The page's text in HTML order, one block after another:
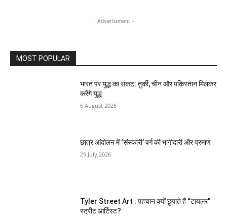
- Advertisment -
MOST POPULAR
भारत पर युद्ध का संकट: तुर्की, चीन और पकिस्तान मिलकर
करेंगे युद्ध
6 August 2026
छात्र आंदोलन में ‘संस्कारी’ वर्ग की भागीदारी और प्रमाण
29 July 2026
Tyler Street Art : पहचान क्यों छुपाते हैं “टायलर”
स्ट्रीट आर्टिस्ट?